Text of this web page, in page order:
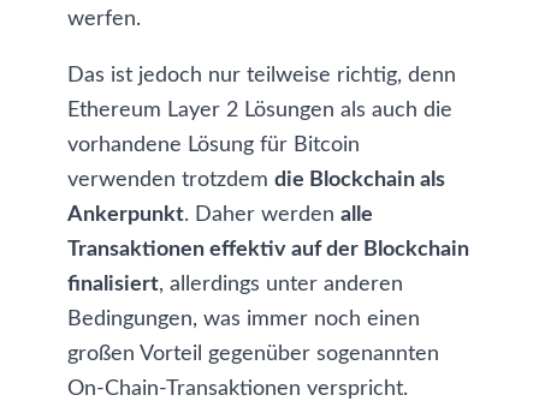
werfen.
Das ist jedoch nur teilweise richtig, denn
Ethereum Layer 2 Lösungen als auch die
vorhandene Lösung für Bitcoin
verwenden trotzdem die Blockchain als
Ankerpunkt. Daher werden alle
Transaktionen effektiv auf der Blockchain
finalisiert, allerdings unter anderen
Bedingungen, was immer noch einen
großen Vorteil gegenüber sogenannten
On-Chain-Transaktionen verspricht.